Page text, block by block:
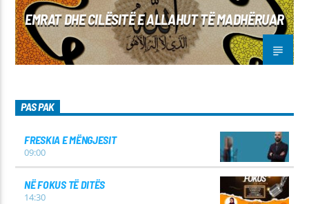
EMRAT DHE CILËSITË E ALLAHUT TË MADHËRUAR
PAS PAK
FRESKIA E MËNGJESIT
09:00
NË FOKUS TË DITËS
14:30